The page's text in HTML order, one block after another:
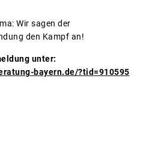
Wir sagen der
den Kampf an!
unter:
bayern.de/?tid=910595